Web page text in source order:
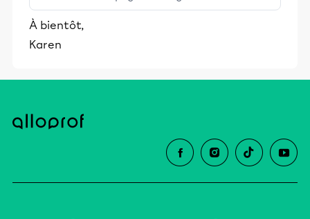
stimulants, Alloprof engage les élèves
et leurs parents dans la réussite
À bientôt,
Karen